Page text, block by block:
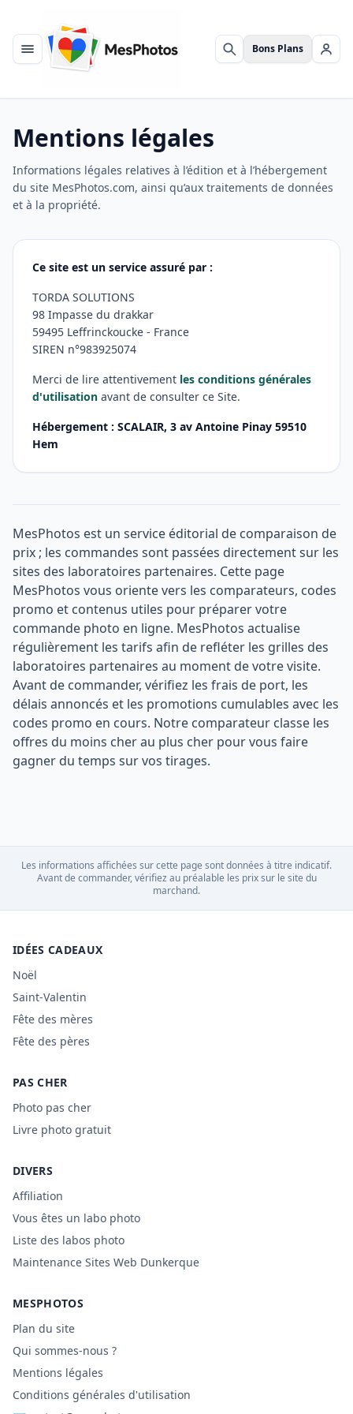
Menu Rechercher
Bons Plans Se
Mentions légales
Informations légales relatives à l’édition et à l’hébergement
du site MesPhotos.com, ainsi qu’aux traitements de données
et à la propriété.
Ce site est un service assuré par :
TORDA SOLUTIONS
98 Impasse du drakkar
59495 Leffrinckoucke - France
SIREN n°983925074
Merci de lire attentivement les conditions générales
d'utilisation avant de consulter ce Site.
Hébergement : SCALAIR, 3 av Antoine Pinay 59510
Hem
MesPhotos est un service éditorial de comparaison de
prix ; les commandes sont passées directement sur les
sites des laboratoires partenaires. Cette page
MesPhotos vous oriente vers les comparateurs, codes
promo et contenus utiles pour préparer votre
commande photo en ligne. MesPhotos actualise
régulièrement les tarifs afin de refléter les grilles des
laboratoires partenaires au moment de votre visite.
Avant de commander, vérifiez les frais de port, les
délais annoncés et les promotions cumulables avec les
codes promo en cours. Notre comparateur classe les
offres du moins cher au plus cher pour vous faire
gagner du temps sur vos tirages.
Les informations affichées sur cette page sont données à titre indicatif.
Avant de commander, vérifiez au préalable les prix sur le site du
marchand.
IDÉES CADEAUX
Noël
Saint-Valentin
Fête des mères
Fête des pères
PAS CHER
Photo pas cher
Livre photo gratuit
DIVERS
Affiliation
Vous êtes un labo photo
Liste des labos photo
Maintenance Sites Web Dunkerque
MESPHOTOS
Plan du site
Qui sommes-nous ?
Mentions légales
Conditions générales d'utilisation